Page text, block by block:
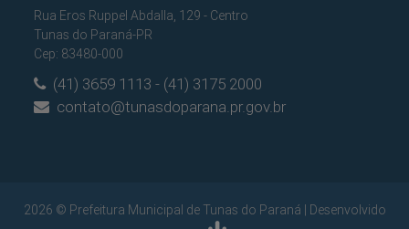
Rua Eros Ruppel Abdalla, 129 - Centro
Tunas do Paraná-PR
Cep: 83480-000
(41) 3659 1113 - (41) 3175 2000
contato@tunasdoparana.pr.gov.br
2026 © Prefeitura Municipal de Tunas do Paraná | Desenvolvido